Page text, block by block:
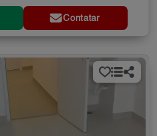
Contatar